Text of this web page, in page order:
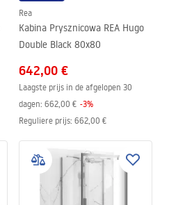
Rea
Kabina Prysznicowa REA Hugo
Double Black 80x80
642,00 €
Laagste prijs in de afgelopen 30
dagen: 662,00 € -3%
Reguliere prijs: 662,00 €